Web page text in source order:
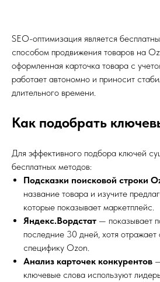
SEO-оптимизация является
способом продвижения товаров на
оформленная карточка товара с
работает автономно и приносит
длительного времени.
Как подобрать
Для эффективного подбора ключей
бесплатных методов:
Подсказки поисковой строки
название товара и изучите
которые показывает маркетплейс.
Яндекс.Вордстат — показывает
последние 30 дней, хотя
специфику Ozon.
Анализ карточек конкурентов
ключевые слова используют